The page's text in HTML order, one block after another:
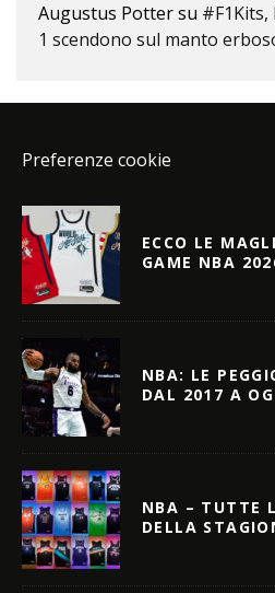
Augustus Pottersu #F1Kits,
1 scendono sul manto
Preferenze cookie
ECCO LE
GAME NBA
NBA: LE
DAL 2017 A
NBA – TUTTE
DELLA